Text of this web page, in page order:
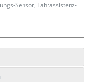
Sensor, Fahrassistenz-